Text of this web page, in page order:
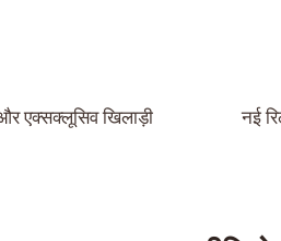
एक्सक्लूसिव खिलाड़ी
नई